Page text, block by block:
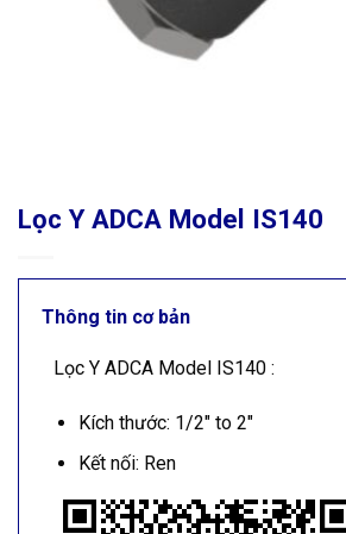
Lọc Y ADCA Model IS140
Thông tin cơ bản
Lọc Y ADCA Model IS140 :
Kích thước: 1/2″ to 2″
Kết nối: Ren